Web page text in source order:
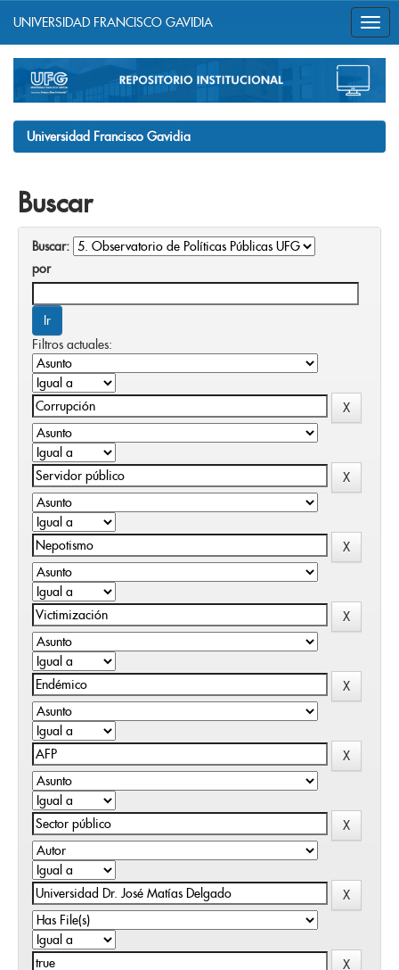
navigation
UNIVERSIDAD FRANCISCO GAVIDIA
Universidad Francisco Gavidia
Buscar
Buscar:
por
Filtros actuales: